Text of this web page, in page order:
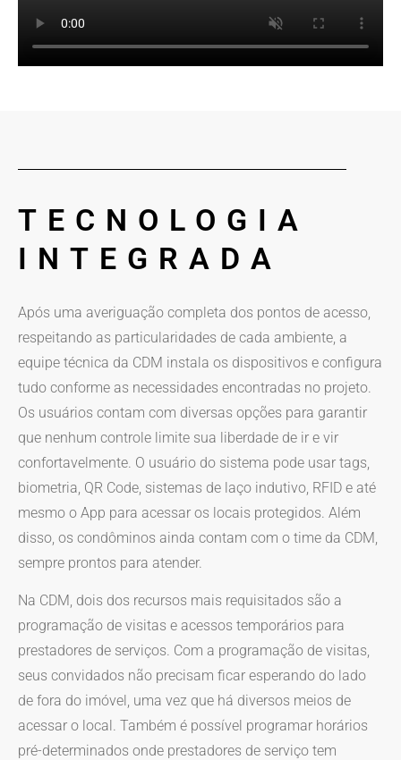
TECNOLOGIA
INTEGRADA
Após uma averiguação completa dos pontos de acesso,
respeitando as particularidades de cada ambiente, a
equipe técnica da CDM instala os dispositivos e configura
tudo conforme as necessidades encontradas no projeto.
Os usuários contam com diversas opções para garantir
que nenhum controle limite sua liberdade de ir e vir
confortavelmente. O usuário do sistema pode usar tags,
biometria, QR Code, sistemas de laço indutivo, RFID e até
mesmo o App para acessar os locais protegidos. Além
disso, os condôminos ainda contam com o time da CDM,
sempre prontos para atender.
Na CDM, dois dos recursos mais requisitados são a
programação de visitas e acessos temporários para
prestadores de serviços. Com a programação de visitas,
seus convidados não precisam ficar esperando do lado
de fora do imóvel, uma vez que há diversos meios de
acessar o local. Também é possível programar horários
pré-determinados onde prestadores de serviço tem